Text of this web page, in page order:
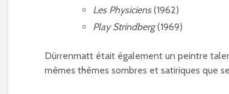
Les Physiciens(1962)
Play Strindberg(1969)
Dürrenmatt était également un peintre
mêmes thèmes sombres et satiriques que